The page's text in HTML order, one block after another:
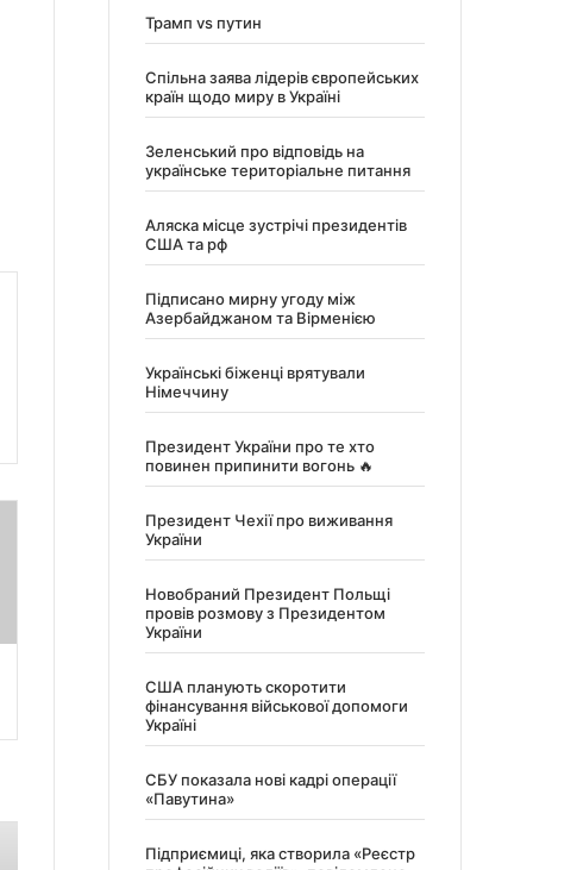
Трамп vs путин
Спільна заява лідерів європейських
країн щодо миру в Україні
Зеленський про відповідь на
українське територіальне питання
Аляска місце зустрічі президентів
США та рф
Підписано мирну угоду між
Азербайджаном та Вірменією
Українські біженці врятували
Німеччину
Президент України про те хто
повинен припинити вогонь 🔥
Президент Чехії про виживання
України
Новобраний Президент Польщі
провів розмову з Президентом
України
США планують скоротити
фінансування військової допомоги
Україні
СБУ показала нові кадрі операції
«Павутина»
Підприємиці, яка створила «Реєстр